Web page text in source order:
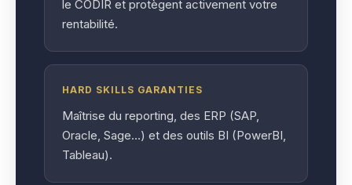
le CODIR et protègent activement votre
rentabilité.
HARD SKILLS GARANTIES
Maîtrise du reporting, des ERP (SAP,
Oracle, Sage…) et des outils BI (PowerBI,
Tableau).